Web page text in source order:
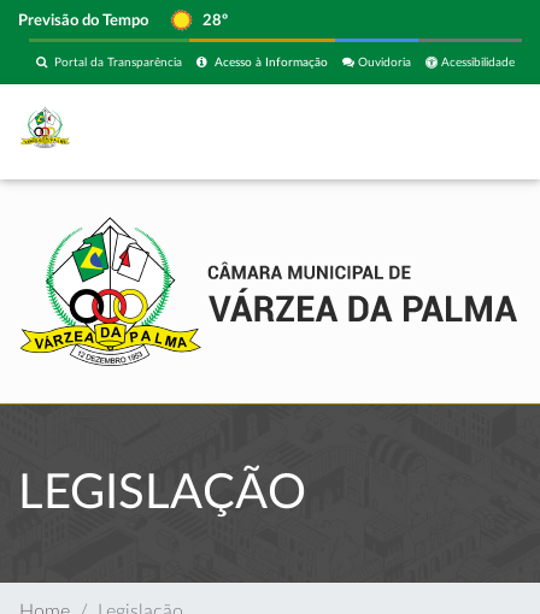
Previsão do Tempo 28º
Acessibilidade
Ouvidoria
Acesso à Informação
Portal da Transparência
LEGISLAÇÃO